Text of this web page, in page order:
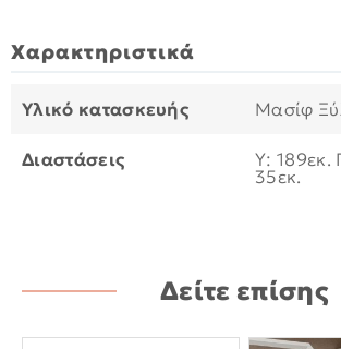
Χαρακτηριστικά
Υλικό κατασκευής Μασίφ
Διαστάσεις Υ: 189εκ.
35εκ.
Δείτε επίσης